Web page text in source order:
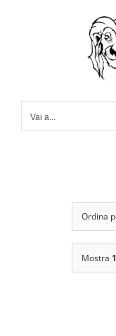
Vai a...
Ordina
Mostra